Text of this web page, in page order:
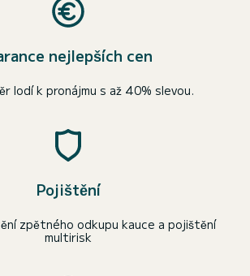
nejlepších cen
lodí k pronájmu s až 40% slevou.
Pojištění
zpětného odkupu kauce a pojištění
multirisk